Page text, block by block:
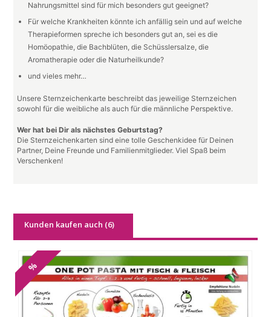
Nahrungsmittel sind für mich besonders gut geeignet?
Für welche Krankheiten könnte ich anfällig sein und auf welche
Therapieformen spreche ich besonders gut an, sei es die
Homöopathie, die Bachblüten, die Schüsslersalze, die
Aromatherapie oder die Naturheilkunde?
und vieles mehr…
Unsere Sternzeichenkarte beschreibt das jeweilige Sternzeichen
sowohl für die weibliche als auch für die männliche Perspektive.
Wer hat bei Dir als nächstes Geburtstag?
Die Sternzeichenkarten sind eine tolle Geschenkidee für Deinen
Partner, Deine Freunde und Familienmitglieder. Viel Spaß beim
Verschenken!
Kunden kaufen auch (6)
%